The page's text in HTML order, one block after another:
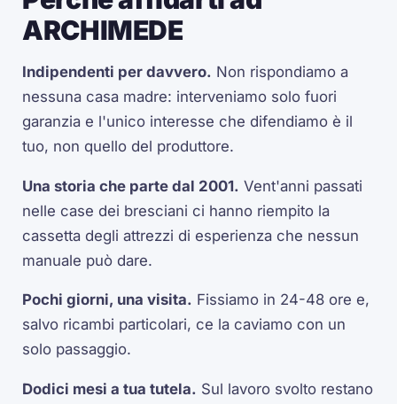
ARCHIMEDE
Indipendenti per davvero. Non rispondiamo a
nessuna casa madre: interveniamo solo fuori
garanzia e l'unico interesse che difendiamo è il
tuo, non quello del produttore.
Una storia che parte dal 2001. Vent'anni passati
nelle case dei bresciani ci hanno riempito la
cassetta degli attrezzi di esperienza che nessun
manuale può dare.
Pochi giorni, una visita. Fissiamo in 24-48 ore e,
salvo ricambi particolari, ce la caviamo con un
solo passaggio.
Dodici mesi a tua tutela. Sul lavoro svolto restano